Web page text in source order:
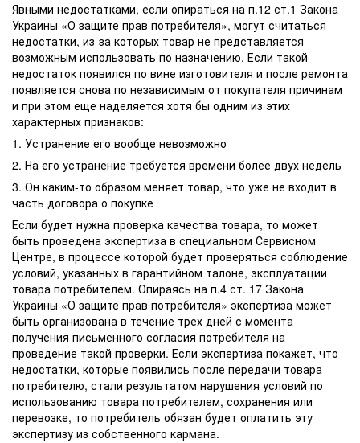
Явными недостатками, если опираться на п.12 ст.1 Закона
Украины «О защите прав потребителя», могут считаться
недостатки, из-за которых товар не представляется
возможным использовать по назначению. Если такой
недостаток появился по вине изготовителя и после ремонта
появляется снова по независимым от покупателя причинам
и при этом еще наделяется хотя бы одним из этих
характерных признаков:
1. Устранение его вообще невозможно
2. На его устранение требуется времени более двух недель
3. Он каким-то образом меняет товар, что уже не входит в
часть договора о покупке
Если будет нужна проверка качества товара, то может
быть проведена экспертиза в специальном Сервисном
Центре, в процессе которой будет проверяться соблюдение
условий, указанных в гарантийном талоне, эксплуатации
товара потребителем. Опираясь на п.4 ст. 17 Закона
Украины «О защите прав потребителя» экспертиза может
быть организована в течение трех дней с момента
получения письменного согласия потребителя на
проведение такой проверки. Если экспертиза покажет, что
недостатки, которые появились после передачи товара
потребителю, стали результатом нарушения условий по
использованию товара потребителем, сохранения или
перевозке, то потребитель обязан будет оплатить эту
экспертизу из собственного кармана.